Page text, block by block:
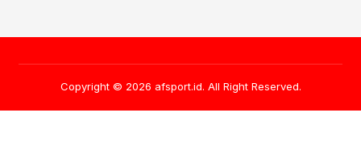
Copyright © 2026 afsport.id. All Right Reserved.